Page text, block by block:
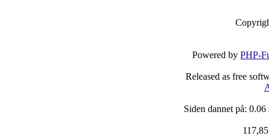
Powered byPHP-
Released as free
Siden dannet på: